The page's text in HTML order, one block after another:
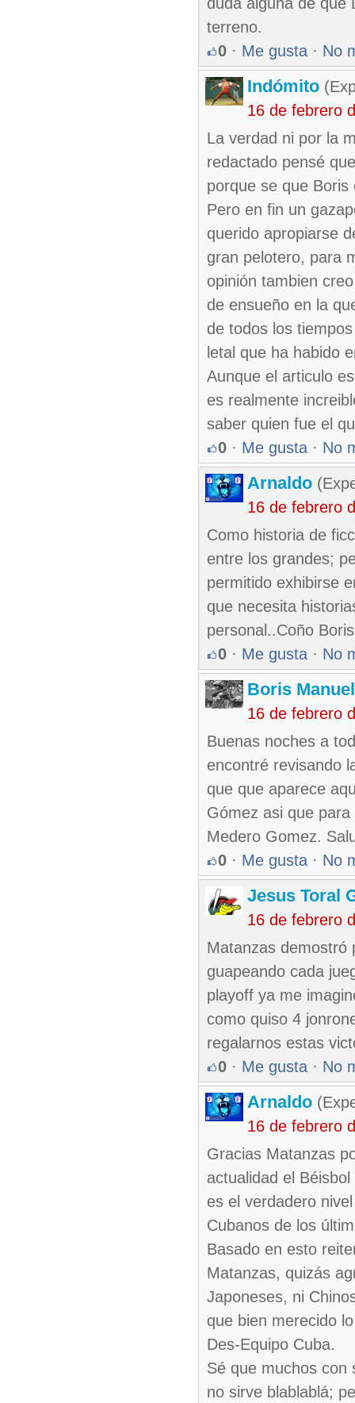
terreno.
0 · Me gusta · No
Indómito
16 de febrero
La verdad ni por la
redactado pensé
porque se que Boris
Pero en fin un
querido apropiarse
gran pelotero, para
opinión tambien
de ensueño en la
de todos los
letal que ha habido
Aunque el articulo
es realmente
saber quien fue el
0 · Me gusta · No
Arnaldo
16 de febrero
Como historia de
entre los grandes;
permitido exhibirse
que necesita
personal..Coño
0 · Me gusta · No
Boris
16 de febrero
Buenas noches a
encontré revisando
que que aparece
Gómez asi que
Medero Gomez.
0 · Me gusta · No
Jesus Toral
16 de febrero
Matanzas demostró
guapeando cada
playoff ya me
como quiso 4
regalarnos estas
0 · Me gusta · No
Arnaldo
16 de febrero
Gracias Matanzas
actualidad el
es el verdadero
Cubanos de los
Basado en esto
Matanzas, quizás
Japoneses, ni
que bien merecido
Des-Equipo Cuba.
Sé que muchos con
no sirve blablablá;